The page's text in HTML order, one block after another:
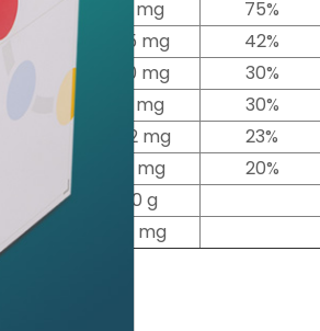
7,1 mg 1,6 mg
75%
mg 335 mg
42%
1.000 mg 220 mg
30%
14 mg 3,1 mg
30%
482 mg
23%
79 mg
20%
2,0 g
54 mg